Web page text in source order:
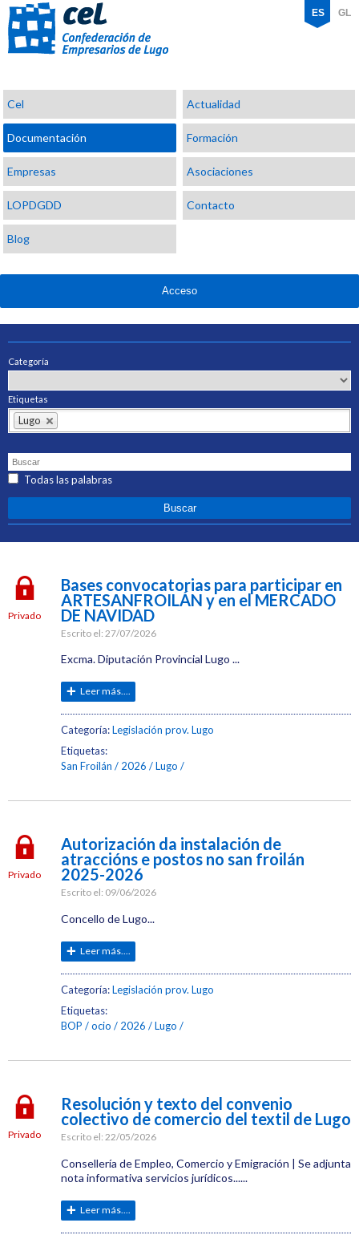
Confederación
de
Empresarios
de
Lugo
ES GL
Cel Actualidad
Documentación Formación
Empresas Asociaciones
LOPDGDD Contacto
Blog
Acceso
Categoría
Etiquetas
Lugo
Todas las palabras
Privado
Bases convocatorias para participar en
ARTESANFROILÁN y en el MERCADO
DE NAVIDAD
Escrito el: 27/07/2026
Excma. Diputación Provincial Lugo ...
Leer más....
Categoría:Legislación prov. Lugo
Etiquetas:
San Froilán
2026 Lugo
Privado
Autorización da instalación de
atraccións e postos no san froilán
2025-2026
Escrito el: 09/06/2026
Concello de Lugo...
Leer más....
Categoría:Legislación prov. Lugo
Etiquetas:
BOP
ocio 2026 Lugo
Privado
Resolución y texto del convenio
colectivo de comercio del textil de Lugo
Escrito el: 22/05/2026
Consellería de Empleo, Comercio y Emigración | Se adjunta
nota informativa servicios jurídicos......
Leer más....